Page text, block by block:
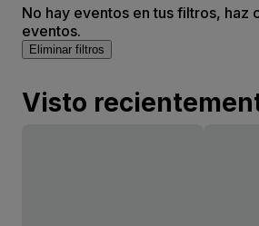
No hay eventos en tus filtros, haz
eventos.
Eliminar filtros
Visto